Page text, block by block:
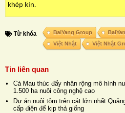
khép kín.
Từ khóa BaiYang Group
Việt Nhật
Việt Nhật
Tin liên quan
Cà Mau thúc đẩy nhân rộng mô hình
1.500 ha nuôi công nghệ cao
Dự án nuôi tôm trên cát lớn nhất
cấp điện để kịp thả giống